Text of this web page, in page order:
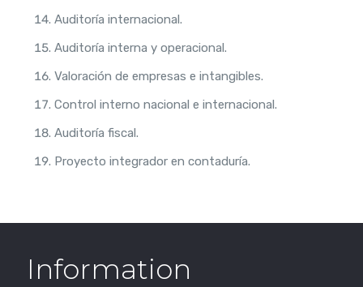
Auditoría internacional.
Auditoría interna y operacional.
Valoración de empresas e intangibles.
Control interno nacional e internacional.
Auditoría fiscal.
Proyecto integrador en contaduría.
Information